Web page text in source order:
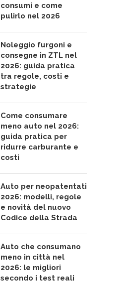
consumi e come
pulirlo nel 2026
Noleggio furgoni e
consegne in ZTL nel
2026: guida pratica
tra regole, costi e
strategie
Come consumare
meno auto nel 2026:
guida pratica per
ridurre carburante e
costi
Auto per neopatentati
2026: modelli, regole
e novità del nuovo
Codice della Strada
Auto che consumano
meno in città nel
2026: le migliori
secondo i test reali